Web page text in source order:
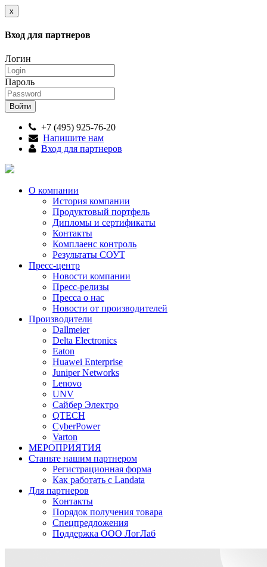
x
Вход для партнеров
Логин
Пароль
+7 (495) 925-76-20
Напишите нам
Вход для партнеров
О компании
История компании
Продуктовый портфель
Дипломы и сертификаты
Контакты
Комплаенс контроль
Результаты СОУТ
Пресс-центр
Новости компании
Пресс-релизы
Пресса о нас
Новости от производителей
Производители
Dallmeier
Delta Electronics
Eaton
Huawei Enterprise
Juniper Networks
Lenovo
UNV
Сайбер Электро
QTECH
CyberPower
Varton
МЕРОПРИЯТИЯ
Станьте нашим партнером
Регистрационная форма
Как работать с Landata
Для партнеров
Кoнтaкты
Порядок получения товара
Спецпредложения
Поддержка ООО ЛогЛаб